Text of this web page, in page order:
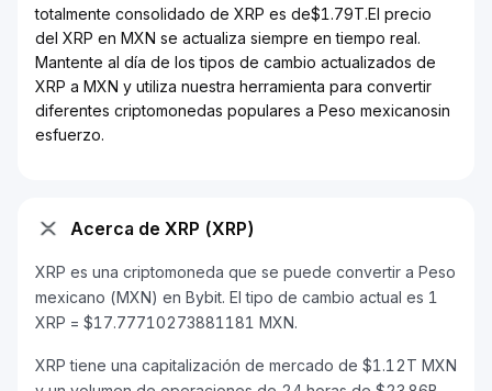
totalmente consolidado de XRP es de$1.79T.El precio
del XRP en MXN se actualiza siempre en tiempo real.
Mantente al día de los tipos de cambio actualizados de
XRP a MXN y utiliza nuestra herramienta para convertir
diferentes criptomonedas populares a Peso mexicanosin
esfuerzo.
Acerca de XRP (XRP)
XRP es una criptomoneda que se puede convertir a Peso
mexicano (MXN) en Bybit. El tipo de cambio actual es 1
XRP = $17.77710273881181 MXN.
XRP tiene una capitalización de mercado de $1.12T MXN